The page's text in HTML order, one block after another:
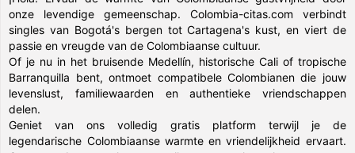
onze levendige gemeenschap. Colombia-citas.com verbindt
singles van Bogotá's bergen tot Cartagena's kust, en viert de
passie en vreugde van de Colombiaanse cultuur.
Of je nu in het bruisende Medellín, historische Cali of tropische
Barranquilla bent, ontmoet compatibele Colombianen die jouw
levenslust, familiewaarden en authentieke vriendschappen
delen.
Geniet van ons volledig gratis platform terwijl je de
legendarische Colombiaanse warmte en vriendelijkheid ervaart.